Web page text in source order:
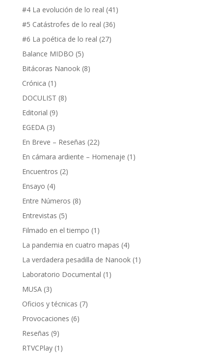
#4 La evolución de lo real (41)
#5 Catástrofes de lo real (36)
#6 La poética de lo real (27)
Balance MIDBO (5)
Bitácoras Nanook(8)
Crónica (1)
DOCULIST (8)
Editorial (9)
EGEDA(3)
En Breve – Reseñas (22)
En cámara ardiente – Homenaje (1)
Encuentros (2)
Ensayo (4)
Entre Números (8)
Entrevistas (5)
Filmado en el tiempo (1)
La pandemia en cuatro mapas (4)
La verdadera pesadilla de Nanook(1)
Laboratorio Documental (1)
MUSA(3)
Oficios y técnicas (7)
Provocaciones (6)
Reseñas (9)
RTVCPlay(1)